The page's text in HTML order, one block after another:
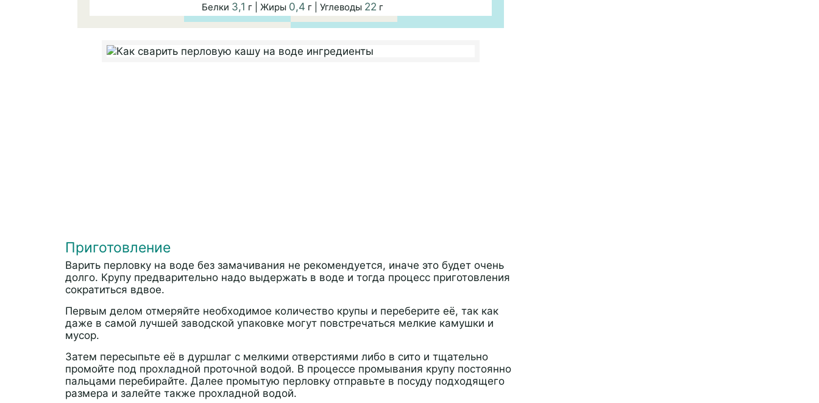
Белки 3,1 г | Жиры 0,4 г | Углеводы 22 г
Приготовление
Варить перловку на воде без замачивания не рекомендуется, иначе это будет очень
долго. Крупу предварительно надо выдержать в воде и тогда процесс приготовления
сократиться вдвое.
Первым делом отмеряйте необходимое количество крупы и переберите её, так как
даже в самой лучшей заводской упаковке могут повстречаться мелкие камушки и
мусор.
Затем пересыпьте её в дуршлаг с мелкими отверстиями либо в сито и тщательно
промойте под прохладной проточной водой. В процессе промывания крупу постоянно
пальцами перебирайте. Далее промытую перловку отправьте в посуду подходящего
размера и залейте также прохладной водой.